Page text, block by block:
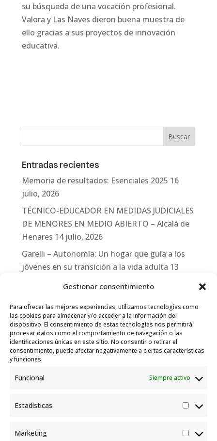
Gestionar consentimiento
Para ofrecer las mejores experiencias, utilizamos tecnologías como
las cookies para almacenar y/o acceder a la información del
dispositivo. El consentimiento de estas tecnologías nos permitirá
procesar datos como el comportamiento de navegación o las
identificaciones únicas en este sitio. No consentir o retirar el
consentimiento, puede afectar negativamente a ciertas características
y funciones.
Funcional Siempre activo
Estadísticas
Marketing
su búsqueda de una vocación profesional.
Valora y Las Naves dieron buena muestra de
ello gracias a sus proyectos de innovación
educativa.
Entradas recientes
Memoria de resultados: Esenciales 2025 16
julio, 2026
TÉCNICO-EDUCADOR EN MEDIDAS JUDICIALES
DE MENORES EN MEDIO ABIERTO – Alcalá de
Henares 14 julio, 2026
Garelli – Autonomía: Un hogar que guía a los
jóvenes en su transición a la vida adulta 13
Garelli-Refugio: Acciones de empleo en el
marco del Sistema de Acogida de Protección
Internacional 10 julio, 2026